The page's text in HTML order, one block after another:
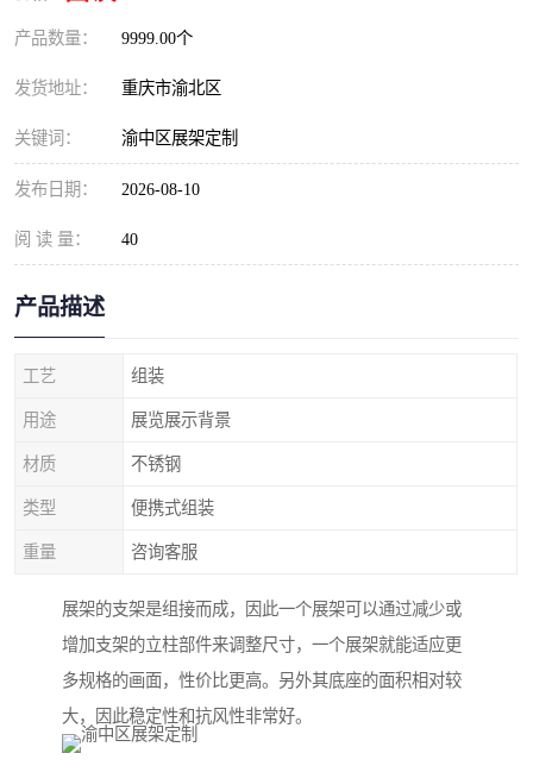
产品数量： 9999.00个
发货地址： 重庆市渝北区
关键词： 渝中区展架定制
发布日期： 2026-08-10
阅 读 量： 40
产品描述
工艺 组装
用途 展览展示背景
材质 不锈钢
类型 便携式组装
重量 咨询客服
展架的支架是组接而成，因此一个展架可以通过减少或
增加支架的立柱部件来调整尺寸，一个展架就能适应更
多规格的画面，性价比更高。另外其底座的面积相对较
大，因此稳定性和抗风性非常好。